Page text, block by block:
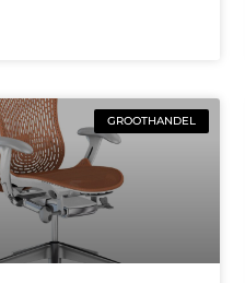
GROOTHANDEL